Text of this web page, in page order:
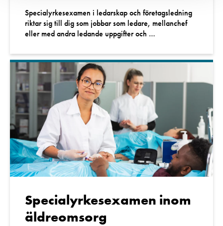
Specialyrkesexamen i ledarskap och företagsledning
riktar sig till dig som jobbar som ledare, mellanchef
eller med andra ledande uppgifter och …
Specialyrkesexamen inom
äldreomsorg